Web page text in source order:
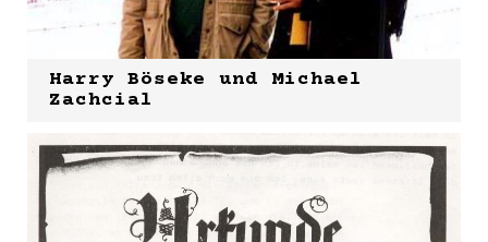
Harry Böseke und Michael
Zachcial